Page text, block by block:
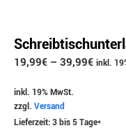
19,99€ – 39,99€ inkl.
inkl. 19% MwSt.
zzgl. Versand
Lieferzeit: 3 bis 5 Tage*